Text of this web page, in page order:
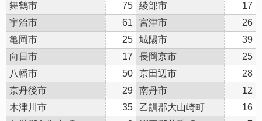
舞鶴市
75 綾部市
17
宇治市
61 宮津市
26
亀岡市
25 城陽市
39
向日市
17 長岡京市
25
八幡市
50 京田辺市
28
京丹後市
29 南丹市
12
木津川市
35 乙訓郡大山崎町
16